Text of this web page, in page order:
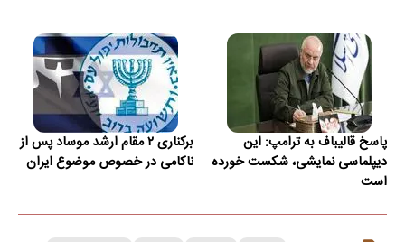
پاسخ قالیباف به ترامپ: این
دیپلماسی نمایشی، شکست خورده
است
برکناری ۲ مقام ارشد موساد پس از
ناکامی در خصوص موضوع ایران